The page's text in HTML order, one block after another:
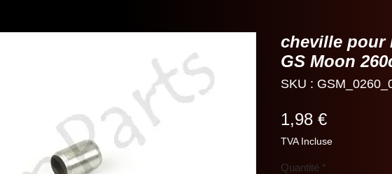
cheville pour
GS Moon
SKU :
1,98 €Prix
TVA Incluse
Quantité *